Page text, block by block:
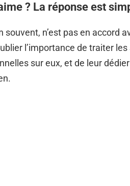
? La réponse est
n’est pas en accord
l’importance de traiter
sur eux, et de leur